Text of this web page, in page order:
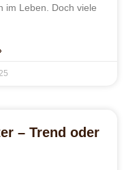
im Leben. Doch viele
– Trend oder